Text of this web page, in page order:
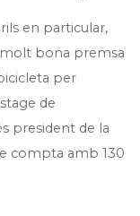
en particular,
bona premsa
per
de
president de la
compta amb 130